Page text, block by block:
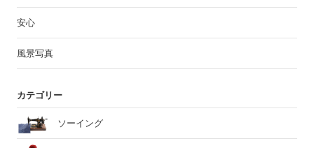
安心
風景写真
カテゴリー
ソーイング